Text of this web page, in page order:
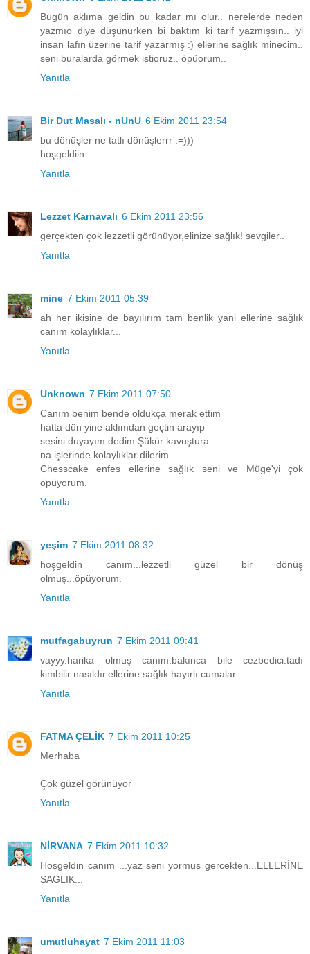
Bugün aklıma geldin bu kadar mı olur.. nerelerde neden
yazmıo diye düşünürken bi baktım ki tarif yazmışsın.. iyi
insan lafın üzerine tarif yazarmış :) ellerine sağlık minecim..
seni buralarda görmek istioruz.. öpüorum..
Yanıtla
Bir Dut Masalı - nUnU 6 Ekim 2011 23:54
bu dönüşler ne tatlı dönüşlerrr :=)))
hoşgeldiin..
Yanıtla
Lezzet Karnavalı 6 Ekim 2011 23:56
gerçekten çok lezzetli görünüyor,elinize sağlık! sevgiler..
Yanıtla
mine 7 Ekim 2011 05:39
ah her ikisine de bayılırım tam benlik yani ellerine sağlık
canım kolaylıklar...
Yanıtla
Unknown 7 Ekim 2011 07:50
Canım benim bende oldukça merak ettim
hatta dün yine aklımdan geçtin arayıp
sesini duyayım dedim.Şükür kavuştura
na işlerinde kolaylıklar dilerim.
Chesscake enfes ellerine sağlık seni ve Müge'yi çok
öpüyorum.
Yanıtla
yeşim 7 Ekim 2011 08:32
hoşgeldin canım...lezzetli güzel bir dönüş
olmuş...öpüyorum.
Yanıtla
mutfagabuyrun 7 Ekim 2011 09:41
vayyy.harika olmuş canım.bakınca bile cezbedici.tadı
kimbilir nasıldır.ellerine sağlık.hayırlı cumalar.
Yanıtla
FATMA ÇELİK 7 Ekim 2011 10:25
Merhaba
Çok güzel görünüyor
Yanıtla
NİRVANA 7 Ekim 2011 10:32
Hosgeldin canım ...yaz seni yormus gercekten...ELLERİNE
SAGLIK...
Yanıtla
umutluhayat 7 Ekim 2011 11:03